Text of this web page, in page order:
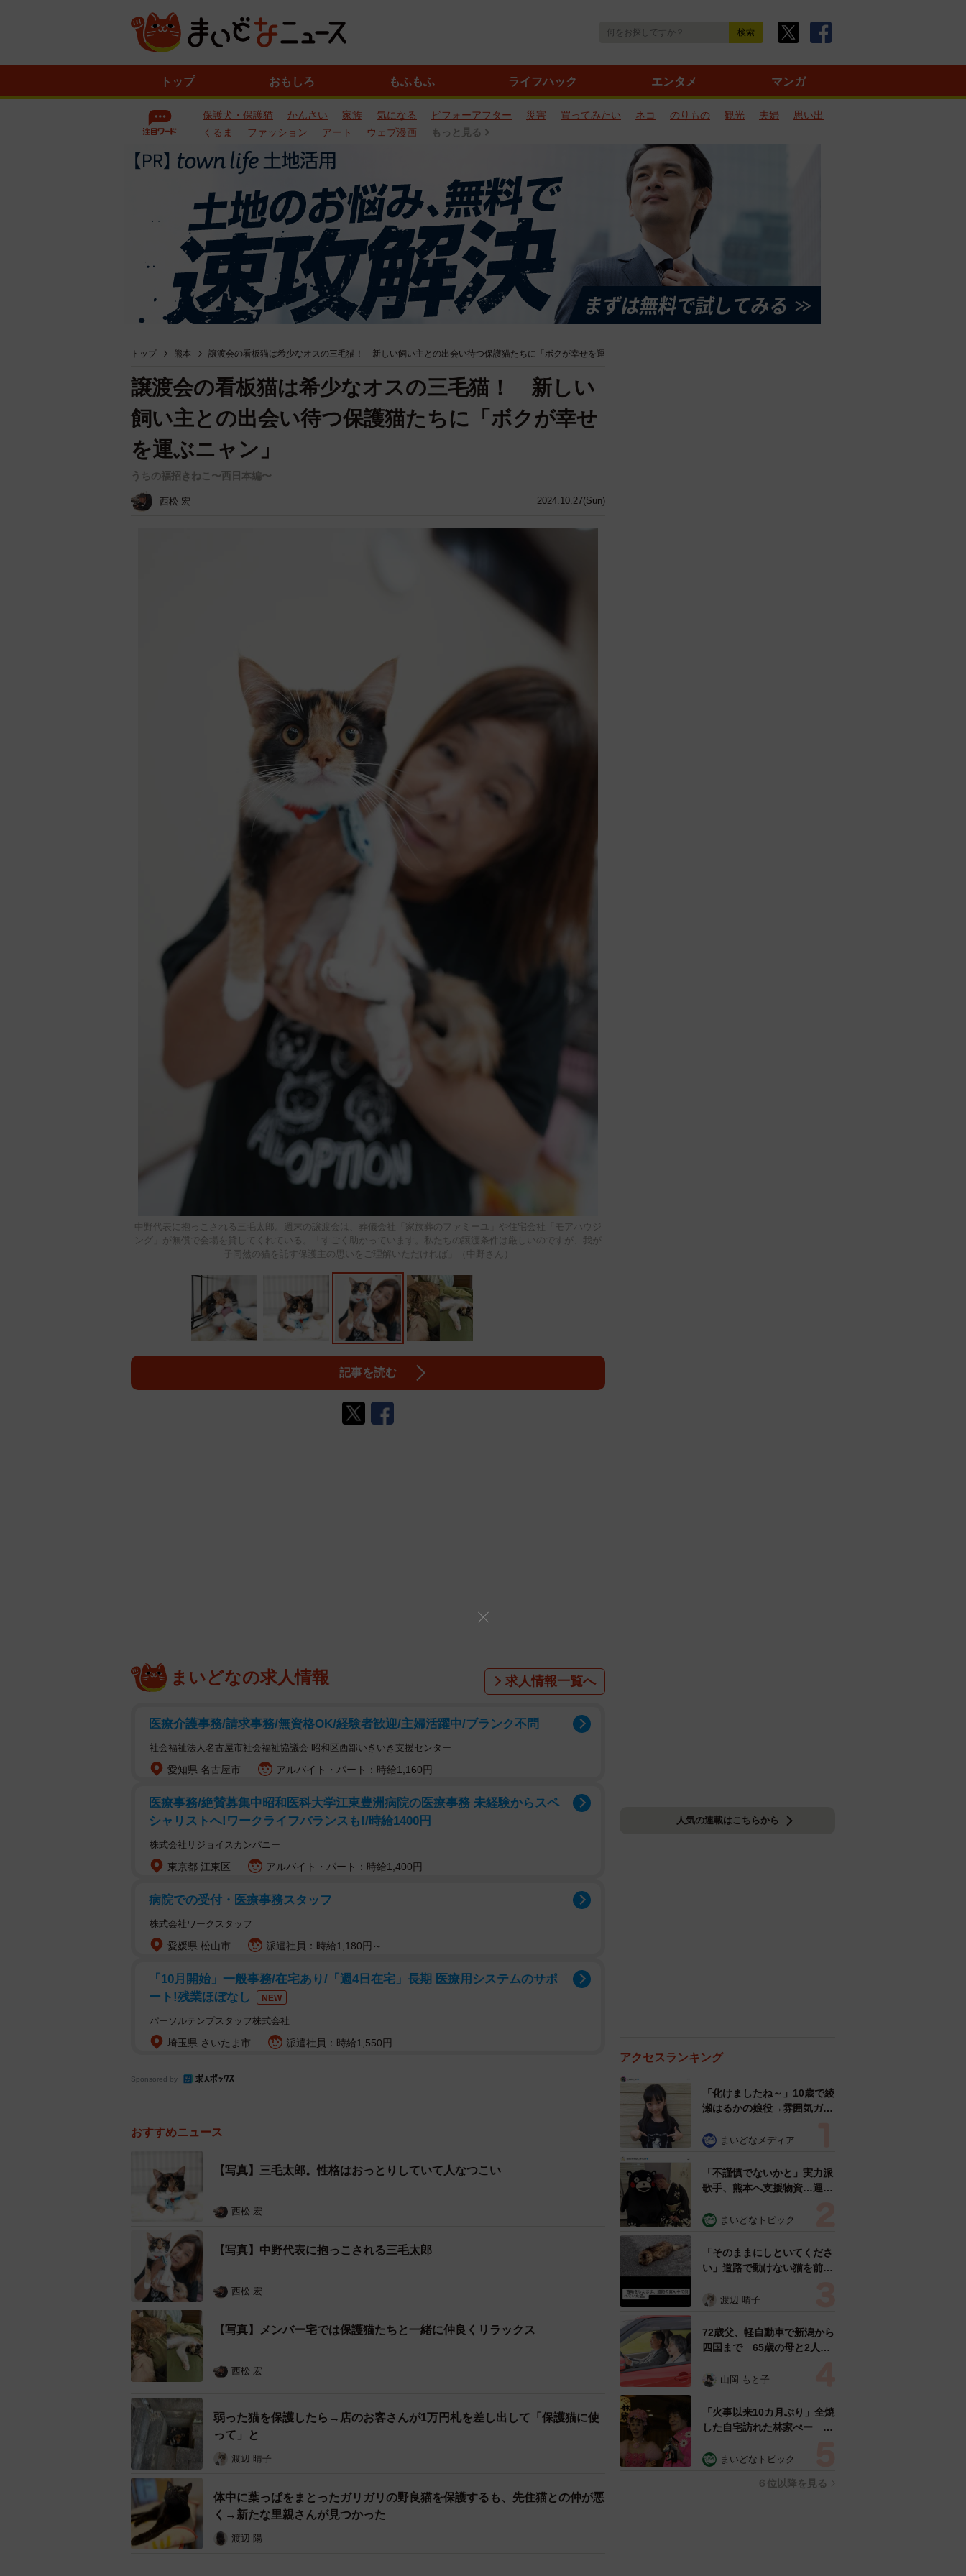
トップ おもしろ もふもふ ライフハック エンタメ マンガ
保護犬・保護猫 かんさい 家族 気になる ビフォーアフター 災害 買ってみたい ネコ のりもの 観光 夫婦
思い出
くるま
ファッション アート ウェブ漫画 もっと見る
トップ 熊本 譲渡会の看板猫は希少なオスの三毛猫！ 新しい飼い主との出会い待つ保護猫たちに「ボクが幸せを運
2024.10.27(Sun)
譲渡会の看板猫は希少なオスの三毛猫！ 新しい
飼い主との出会い待つ保護猫たちに「ボクが幸せ
を運ぶニャン」
うちの福招きねこ〜西日本編〜
西松 宏
中野代表に抱っこされる三毛太郎。週末の譲渡会は、葬儀会社「家族葬のファミーユ」や住宅会社「モアハウジ
ング」が無償で会場を貸してくれている。「すごく助かっています。私たちの譲渡条件は厳しいのですが、我が
子同然の猫を託す保護主の思いをご理解いただければ」（中野さん）
記事を読む
まいどなの求人情報 求人情報一覧へ
医療介護事務/請求事務/無資格OK/経験者歓迎/主婦活躍中/ブランク不問
社会福祉法人名古屋市社会福祉協議会 昭和区西部いきいき支援センター
愛知県 名古屋市 アルバイト・パート：時給1,160円
医療事務/絶賛募集中昭和医科大学江東豊洲病院の医療事務 未経験からスペ
シャリストへ!ワークライフバランスも!/時給1400円
株式会社リジョイスカンパニー
東京都 江東区 アルバイト・パート：時給1,400円
病院での受付・医療事務スタッフ
株式会社ワークスタッフ
愛媛県 松山市 派遣社員：時給1,180円～
「10月開始」一般事務/在宅あり/「週4日在宅」長期 医療用システムのサポ
ート!残業ほぼなし
NEW
パーソルテンプスタッフ株式会社
埼玉県 さいたま市 派遣社員：時給1,550円
Sponsored by
おすすめニュース
【写真】三毛太郎。性格はおっとりしていて人なつこい
西松 宏
【写真】中野代表に抱っこされる三毛太郎
西松 宏
【写真】メンバー宅では保護猫たちと一緒に仲良くリラックス
西松 宏
弱った猫を保護したら→店のお客さんが1万円札を差し出して「保護猫に使
って」と
渡辺 晴子
体中に葉っぱをまとったガリガリの野良猫を保護するも、先住猫との仲が悪
く→新たな里親さんが見つかった
渡辺 陽
人気の連載はこちらから
アクセスランキング
「化けましたね～」10歳で綾
瀬はるかの娘役→雰囲気ガラ
雰囲気が」「宝塚に入れそ
まいどなメディア
「不謹慎でないかと」実力派
歌手、熊本へ支援物資…運搬
めらい 「痛いほど伝わる」
まいどなトピック
「そのままにしといてくださ
い」道路で動けない猫を前に
ようとした4日間 「命の重
表の訴え
渡辺 晴子
72歳父、軽自動車で新潟から
四国まで 65歳の母と2人で
憩まで分刻み… 「大学生で
山岡 もと子
「火事以来10カ月ぶり」全焼
した自宅訪れた林家ぺー 内
ン状態の部屋に呆然
まいどなトピック
６位以降を見る